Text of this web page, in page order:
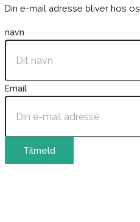
Din e-mail adresse bliver hos os
navn
Email
Tilmeld